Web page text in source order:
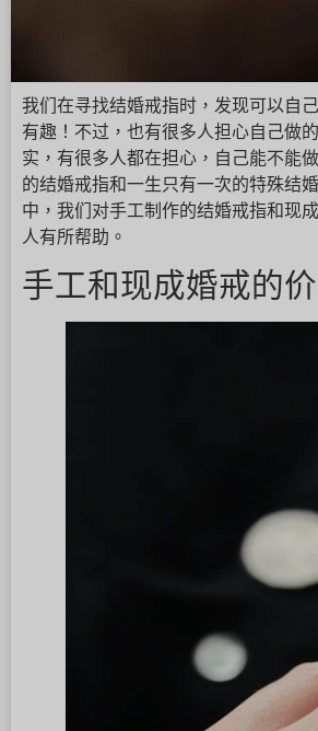
我们在寻找结婚戒指时，发现可以自
有趣！不过，也有很多人担心自己做
实，有很多人都在担心，自己能不能
的结婚戒指和一生只有一次的特殊结
中，我们对手工制作的结婚戒指和现
人有所帮助。
手工和现成婚戒的